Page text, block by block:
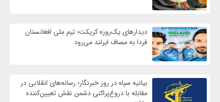
دیدارهای یک‌روزه کریکت؛ تیم ملی افغانستان
فردا به مصاف ایرلند می‌رود
بیانیه سپاه در روز خبرنگار؛ رسانه‌های انقلابی در
مقابله با دروغ‌پراکنی دشمن نقش تعیین‌کننده